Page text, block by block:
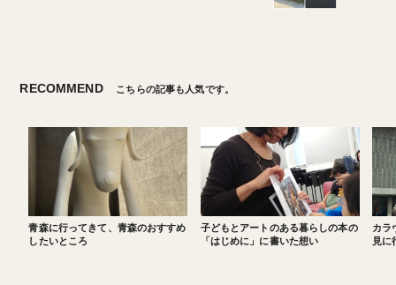
RECOMMEND こちらの記事も人気です。
青森に行ってきて、青森のおすすめ
したいところ
子どもとアートのある暮らしの本の
「はじめに」に書いた想い
カラ
見